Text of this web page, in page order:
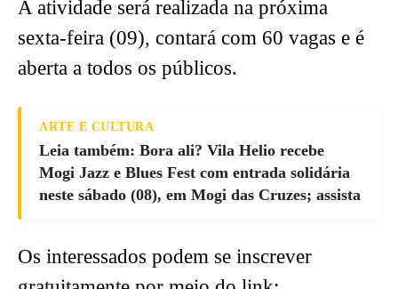
A atividade será realizada na próxima
sexta-feira (09), contará com 60 vagas e é
aberta a todos os públicos.
ARTE E CULTURA
Leia também: Bora ali? Vila Helio recebe
Mogi Jazz e Blues Fest com entrada solidária
neste sábado (08), em Mogi das Cruzes; assista
Os interessados podem se inscrever